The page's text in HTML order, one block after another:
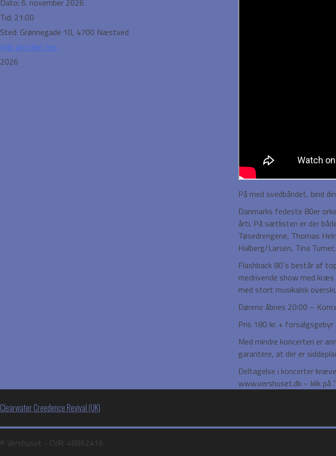
Dato: 6. november 2026
Tid: 21:00
Sted: Grønnegade 10, 4700 Næstved
Køb din billet her:
2026
På med svedbåndet, bind
Danmarks fedeste 80er
årti. På sætlisten er der
Tøsedrengene, Thomas
Halberg/Larsen, Tina
Flashback 80´s består af
medrivende show med
med stort musikalsk
Dørene åbnes 20:00 –
Pris 180 kr. + forsalgsgebyr
Med mindre koncerten er
garantere, at der er
Deltagelse i koncerter
www.vershuset.dk – klik på
Indlægsnavigation
Clearwater Creedence Revival (UK)
©️ Vershuset - CVR: 48962416